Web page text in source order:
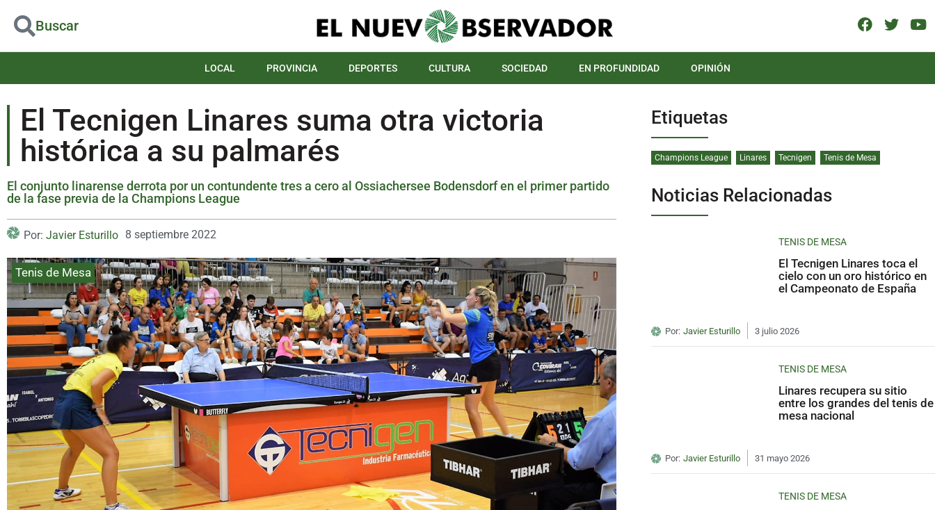
Buscar
LOCAL PROVINCIA DEPORTES CULTURA SOCIEDAD EN PROFUNDIDAD OPINIÓN
El Tecnigen Linares suma otra victoria
histórica a su palmarés
El conjunto linarense derrota por un contundente tres a cero al Ossiachersee Bodensdorf en el primer partido
de la fase previa de la Champions League
Por: Javier Esturillo 8 septiembre 2022
Tenis de Mesa
Etiquetas
Champions League Linares Tecnigen Tenis de Mesa
Noticias Relacionadas
TENIS DE MESA
El Tecnigen Linares toca el
cielo con un oro histórico en
el Campeonato de España
Por: Javier Esturillo 3 julio 2026
TENIS DE MESA
Linares recupera su sitio
entre los grandes del tenis de
mesa nacional
Por: Javier Esturillo 31 mayo 2026
TENIS DE MESA